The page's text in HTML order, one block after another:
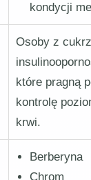
kondycji
Osoby z
które pragną
kontrolę
krwi.
Berberyna
Chrom